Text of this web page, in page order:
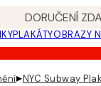
DORUČENÍ
PLAKÁTYOBRAZY
▸NYC Subway